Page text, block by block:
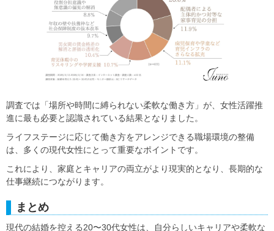
調査では「場所や時間に縛られない柔軟な働き方」が、女性活躍推
進に最も必要と認識されている結果となりました。
ライフステージに応じて働き方をアレンジできる職場環境の整備
は、多くの現代女性にとって重要なポイントです。
これにより、家庭とキャリアの両立がより現実的となり、長期的な
仕事継続につながります。
まとめ
現代の結婚を控える20〜30代女性は、自分らしいキャリアや柔軟な